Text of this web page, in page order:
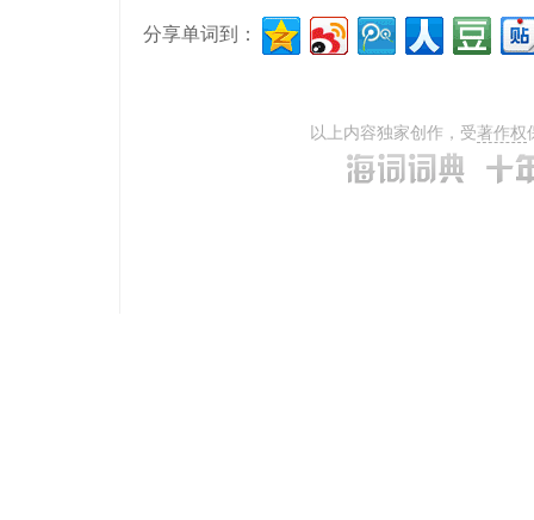
分享单词到：
以上内容独家创作，受著作权